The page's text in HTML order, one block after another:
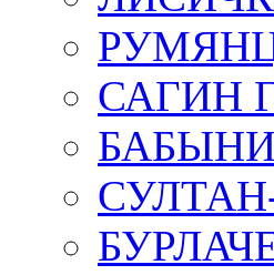
САГИН
СУЛТАН-